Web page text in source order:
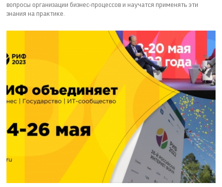
вопросы организации бизнес-процессов и научатся применять эти
знания на практике.